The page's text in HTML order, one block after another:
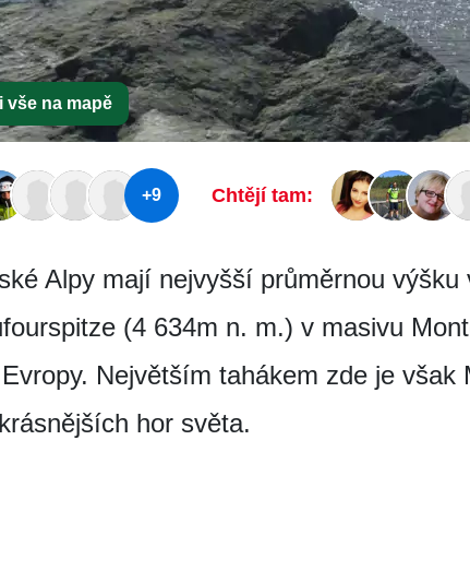
vše na mapě
+9 Chtějí tam:
Alpy mají nejvyšší průměrnou
(4 634m n. m.) v masivu
Největším tahákem zde je
hor světa.